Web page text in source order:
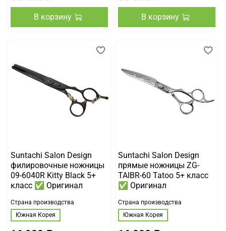
В корзину В корзину
Suntachi Salon Design
филировочные ножницы
09-6040R Kitty Black 5+
класс ✅ Оригинал
Страна производства
Южная Корея
Suntachi Salon Design
прямые ножницы ZG-
TAIBR-60 Tatoo 5+ класс
✅ Оригинал
Страна производства
Южная Корея